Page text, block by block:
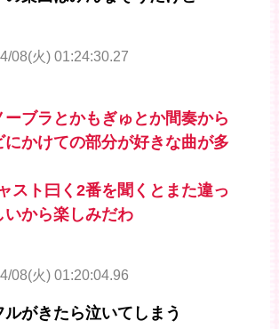
08(火) 01:24:30.27
ーブラとかもぎゅとか間奏から
にかけての部分が好きな曲が多
スト曰く2番を聞くとまた違っ
いから楽しみだわ
08(火) 01:20:04.96
ルがきたら泣いてしまう